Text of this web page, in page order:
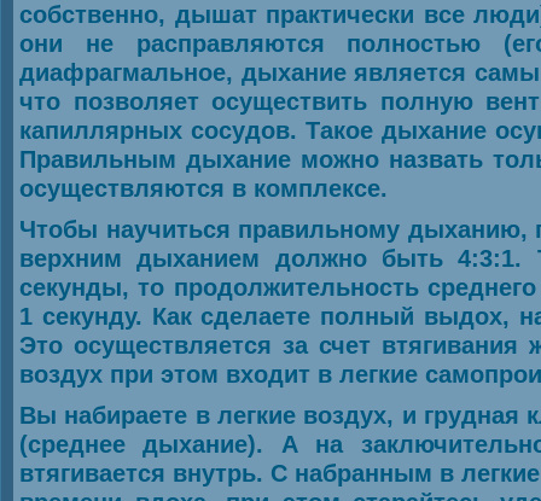
собственно, дышат практически все
они не расправляются полностью
диафрагмальное, дыхание является
что позволяет осуществить полную
капиллярных сосудов. Такое дыхание
Правильным дыхание можно назвать
осуществляются в комплексе.
Чтобы научиться правильному
верхним дыханием должно быть 4:3:1.
секунды, то продолжительность
1 секунду. Как сделаете полный выдох,
Это осуществляется за счет
воздух при этом входит в легкие
Вы набираете в легкие воздух, и грудная
(среднее дыхание). А на
втягивается внутрь. С набранным в